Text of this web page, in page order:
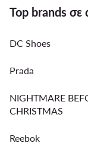
Top brands σε
DC Shoes
Prada
NIGHTMARE
CHRISTMAS
Reebok